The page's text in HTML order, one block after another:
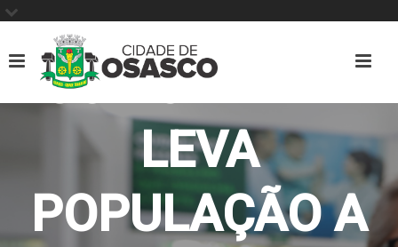
COMODIDADE
LEVA
POPULAÇÃO A